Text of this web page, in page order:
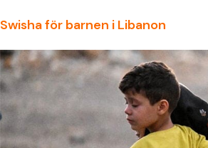
Swisha för barnen i Libanon